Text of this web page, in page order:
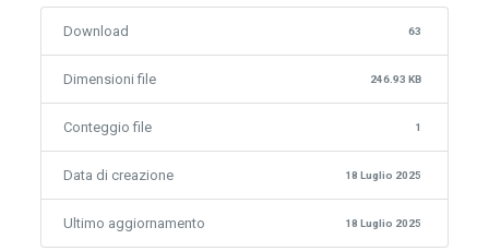
Download 63
Dimensioni file 246.93 KB
Conteggio file 1
Data di creazione 18 Luglio 2025
Ultimo aggiornamento 18 Luglio 2025